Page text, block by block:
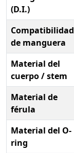
(D.I.)
Compatibilidad
de manguera
Material del
cuerpo / stem
Material de
férula
Material del O-
ring